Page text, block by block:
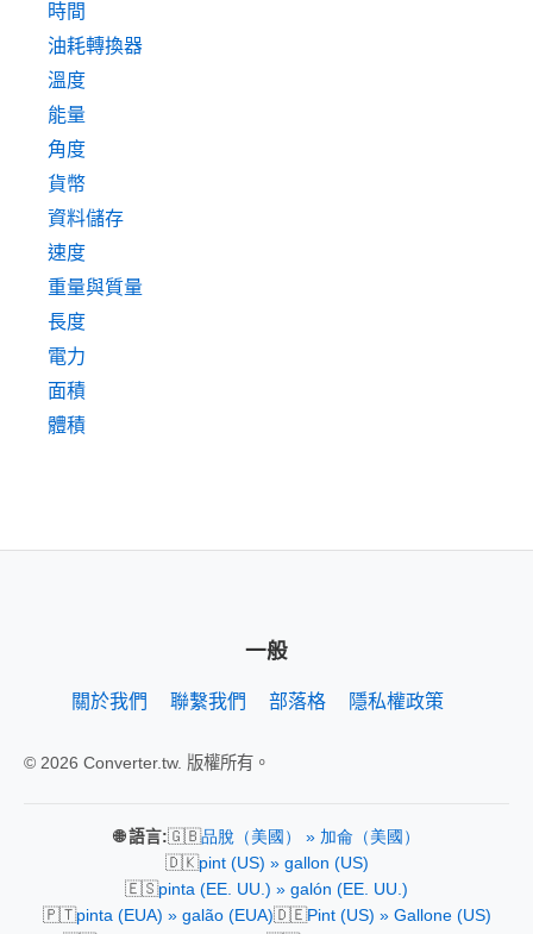
時間
油耗轉換器
溫度
能量
角度
貨幣
資料儲存
速度
重量與質量
長度
電力
面積
體積
一般
關於我們 聯繫我們 部落格 隱私權政策
© 2026 Converter.tw. 版權所有。
🌐 語言:🇬🇧品脫（美國） » 加侖（美國）
🇩🇰pint (US) » gallon (US)
🇪🇸pinta (EE. UU.) » galón (EE. UU.)
🇵🇹pinta (EUA) » galão (EUA)🇩🇪Pint (US) » Gallone (US)